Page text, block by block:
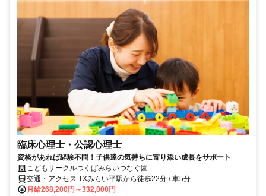
臨床心理士・公認心理士
資格があれば経験不問！子供達の気持ちに寄り添い成長をサポート
こどもサークルつくばみらいつなぐ園
交通・アクセス TXみらい平駅から徒歩22分 / 車5分
月給268,200円～332,000円